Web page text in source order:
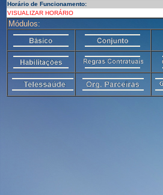
Horário de Funcionamento:
VISUALIZAR HORÁRIO
Módulos: